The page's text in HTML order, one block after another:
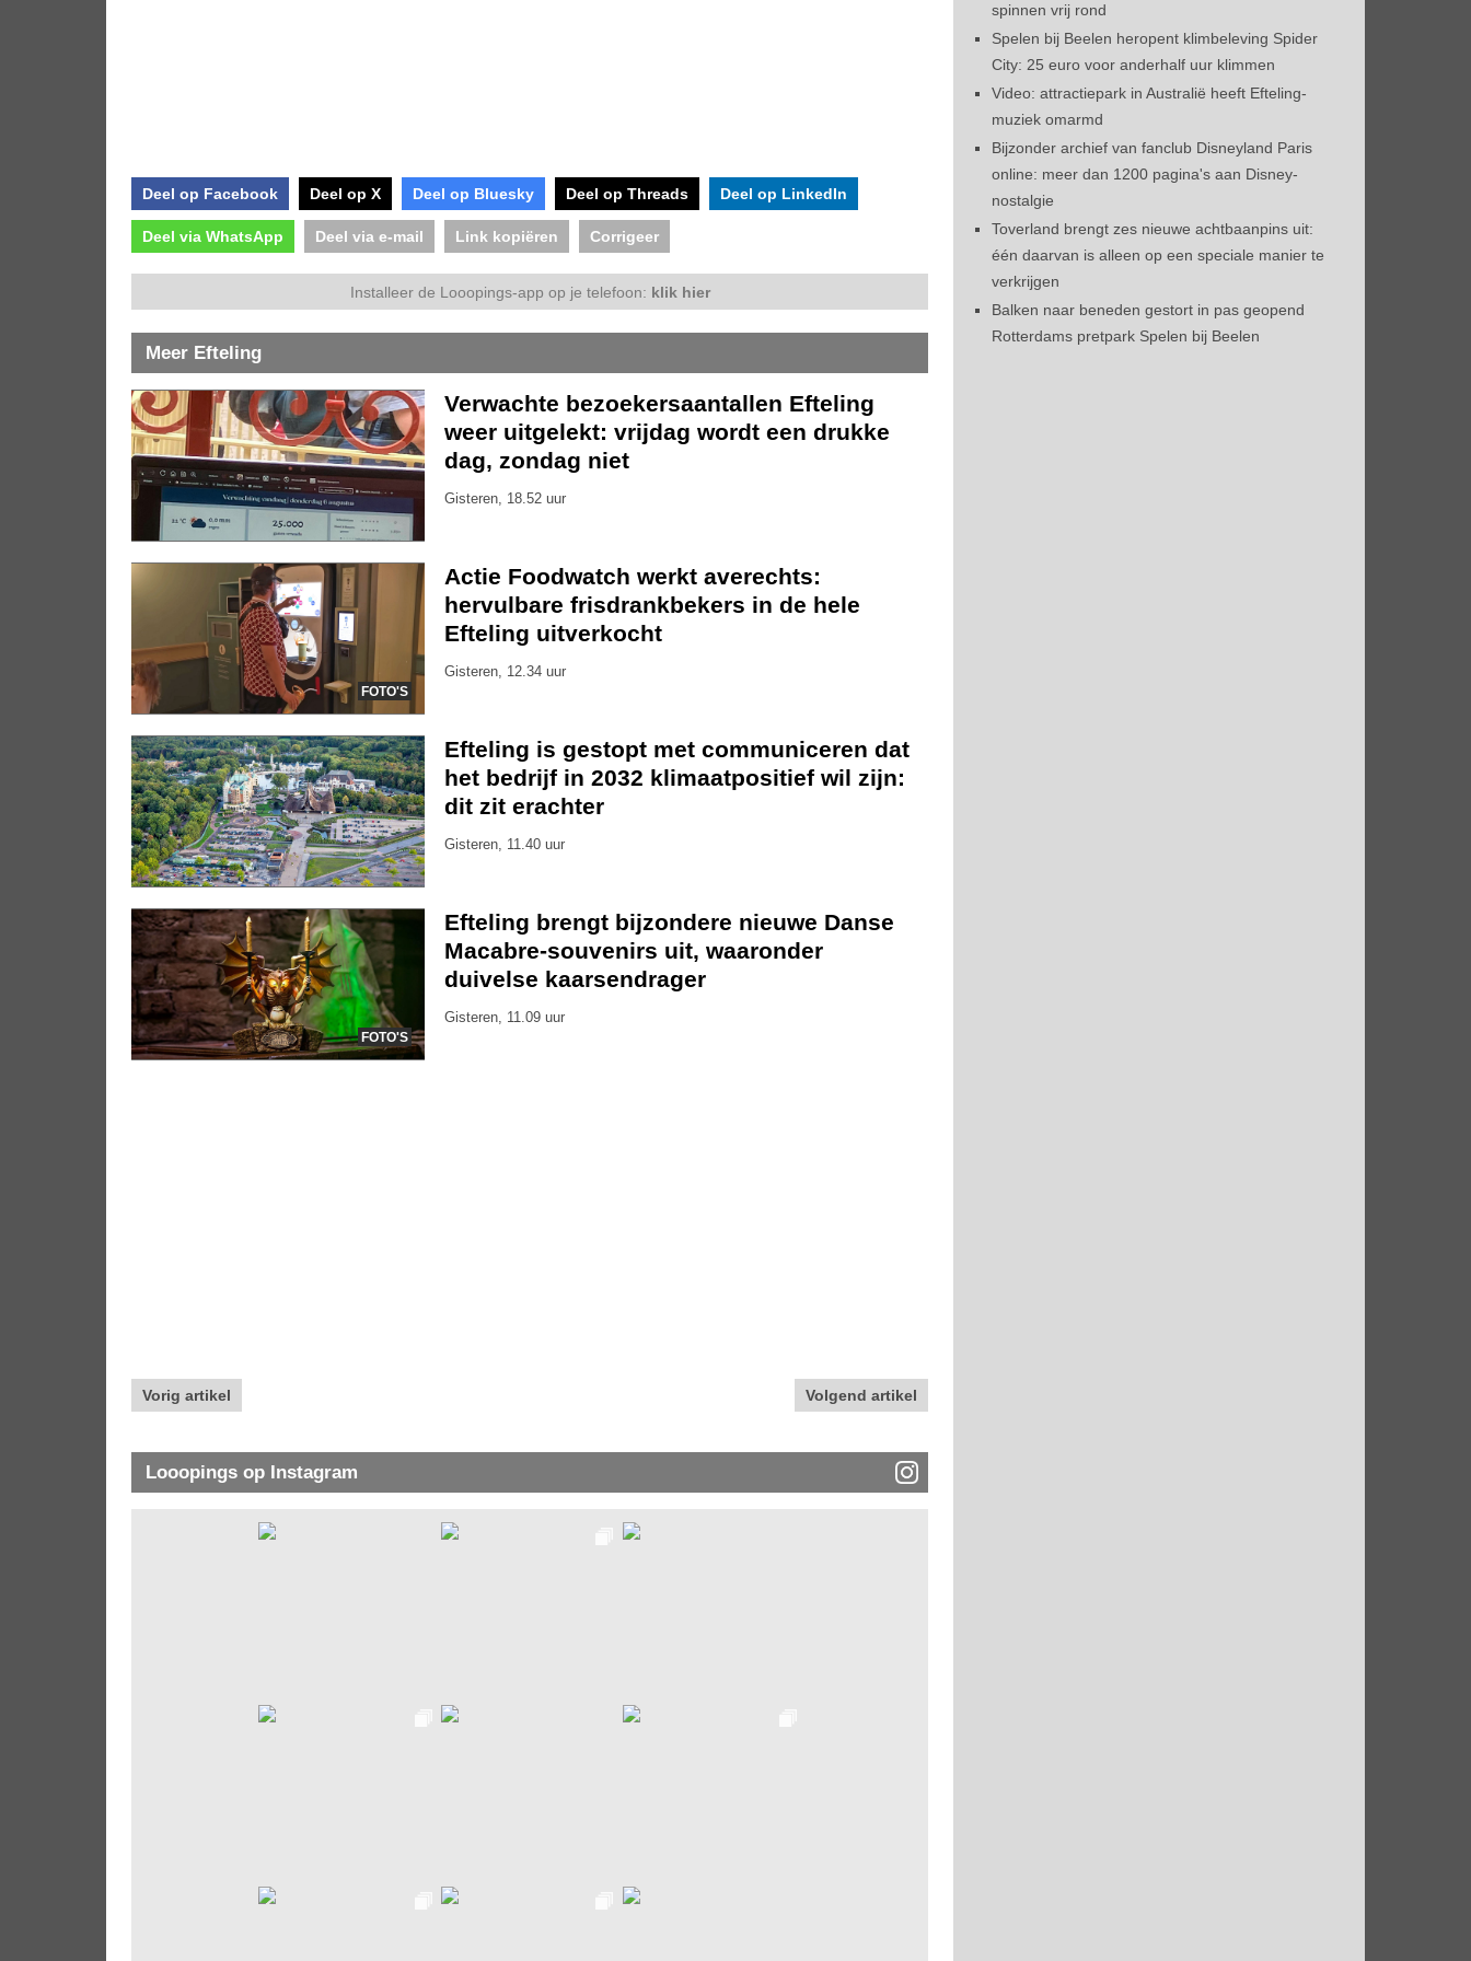
Deel op Facebook Deel op X Deel op Bluesky Deel op Threads Deel op LinkedIn
Deel via WhatsApp Deel via e-mail Link kopiëren Corrigeer
Installeer de Looopings-app op je telefoon: klik hier
Meer Efteling
Verwachte bezoekersaantallen Efteling
weer uitgelekt: vrijdag wordt een drukke
dag, zondag niet
Gisteren, 18.52 uur
FOTO'S
Actie Foodwatch werkt averechts:
hervulbare frisdrankbekers in de hele
Efteling uitverkocht
Gisteren, 12.34 uur
Efteling is gestopt met communiceren dat
het bedrijf in 2032 klimaatpositief wil zijn:
dit zit erachter
Gisteren, 11.40 uur
FOTO'S
Efteling brengt bijzondere nieuwe Danse
Macabre-souvenirs uit, waaronder
duivelse kaarsendrager
Gisteren, 11.09 uur
Vorig artikel Volgend artikel
Looopings op Instagram
spinnen vrij rond
Spelen bij Beelen heropent klimbeleving Spider
City: 25 euro voor anderhalf uur klimmen
Video: attractiepark in Australië heeft Efteling-
muziek omarmd
Bijzonder archief van fanclub Disneyland Paris
online: meer dan 1200 pagina's aan Disney-
nostalgie
Toverland brengt zes nieuwe achtbaanpins uit:
één daarvan is alleen op een speciale manier te
verkrijgen
Balken naar beneden gestort in pas geopend
Rotterdams pretpark Spelen bij Beelen